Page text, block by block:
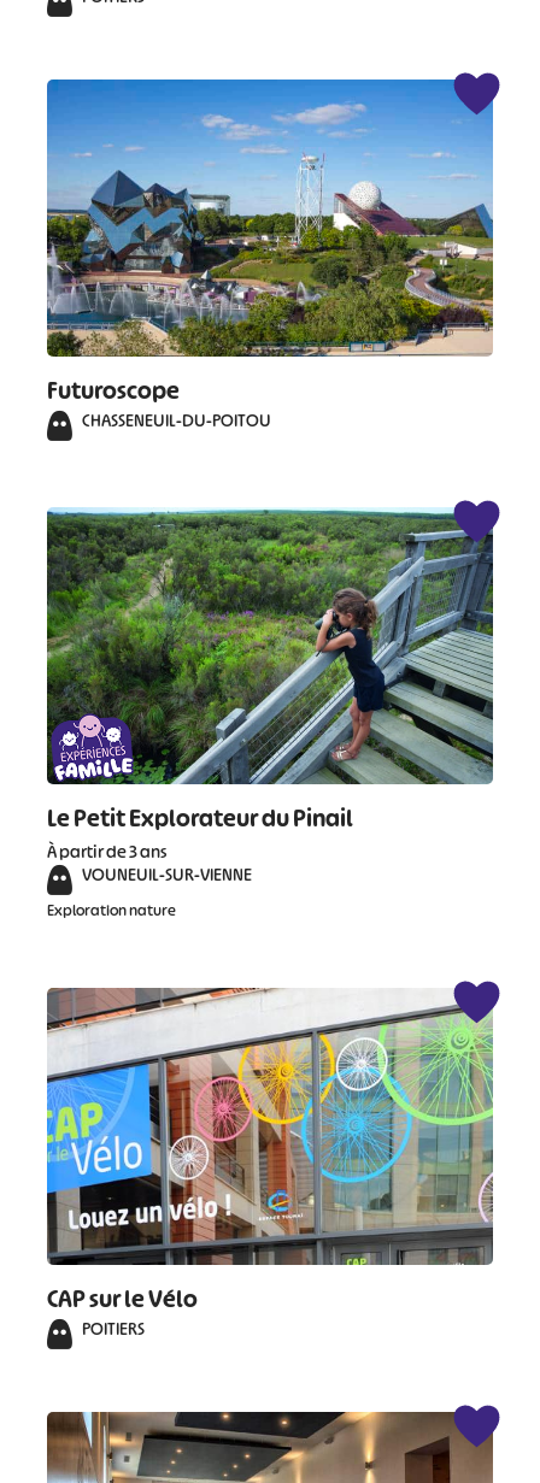
Futuroscope
CHASSENEUIL-DU-POITOU
Le Petit Explorateur du Pinail
À partir de 3 ans
VOUNEUIL-SUR-VIENNE
Exploration nature
CAP sur le Vélo
POITIERS
#
#
#